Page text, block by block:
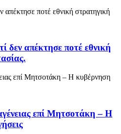
δεν απέκτησε ποτέ εθνική
επί Μητσοτάκη – Η